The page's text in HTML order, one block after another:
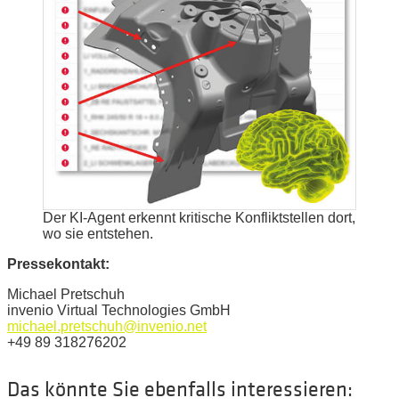
Der KI-Agent erkennt kritische Konfliktstellen dort,
wo sie entstehen.
Pressekontakt:
Michael Pretschuh
invenio Virtual Technologies GmbH
michael.pretschuh@invenio.net
+49 89 318276202
Das könnte Sie ebenfalls interessieren: